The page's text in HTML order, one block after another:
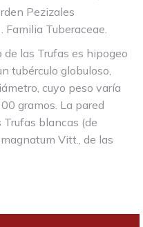
Pezizales
Tuberaceae.
las Trufas es hipogeo
tubérculo globuloso,
cuyo peso varía
gramos. La pared
blancas (de
Vitt., de las